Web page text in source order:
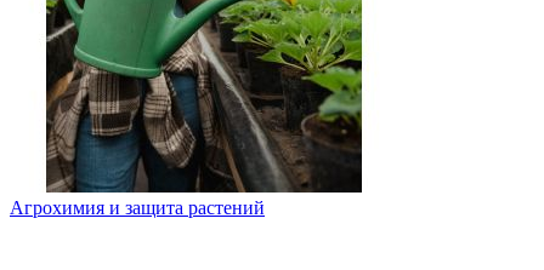
Агрохимия и защита растений